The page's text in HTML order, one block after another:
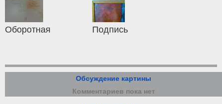
Оборотная Подпись
Обсуждение картины
Комментариев пока нет